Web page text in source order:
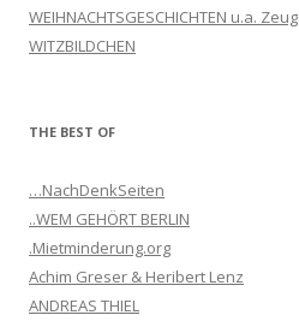
WEIHNACHTSGESCHICHTEN u.a. Zeug
WITZBILDCHEN
THE BEST OF
…NachDenkSeiten
..WEM GEHÖRT BERLIN
.Mietminderung.org
Achim Greser & Heribert Lenz
ANDREAS THIEL